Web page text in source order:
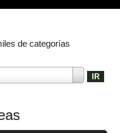
de categorías